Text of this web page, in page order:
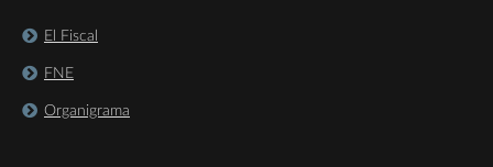
El Fiscal
FNE
Organigrama